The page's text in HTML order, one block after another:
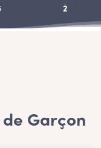
2
Garçon